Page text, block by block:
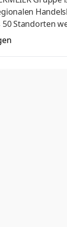
50 Standorten
Produktion
gehandelt und
Gruppe